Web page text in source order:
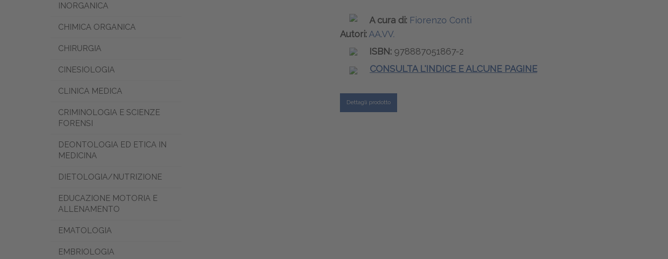
A cura di: Fiorenzo Conti
Autori: AA.VV.
ISBN: 978887051867-2
CONSULTA L'INDICE E ALCUNE PAGINE
Dettagli prodotto
INORGANICA
CHIMICA ORGANICA
CHIRURGIA
CINESIOLOGIA
CLINICA MEDICA
CRIMINOLOGIA E SCIENZE
FORENSI
DEONTOLOGIA ED ETICA IN
MEDICINA
DIETOLOGIA/NUTRIZIONE
EDUCAZIONE MOTORIA E
ALLENAMENTO
EMATOLOGIA
EMBRIOLOGIA